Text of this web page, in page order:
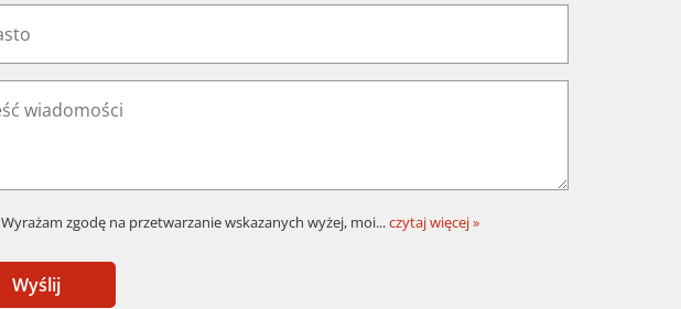
Wyrażam zgodę na przetwarzanie wskazanych wyżej, moi...czytaj więcej »
Wyślij